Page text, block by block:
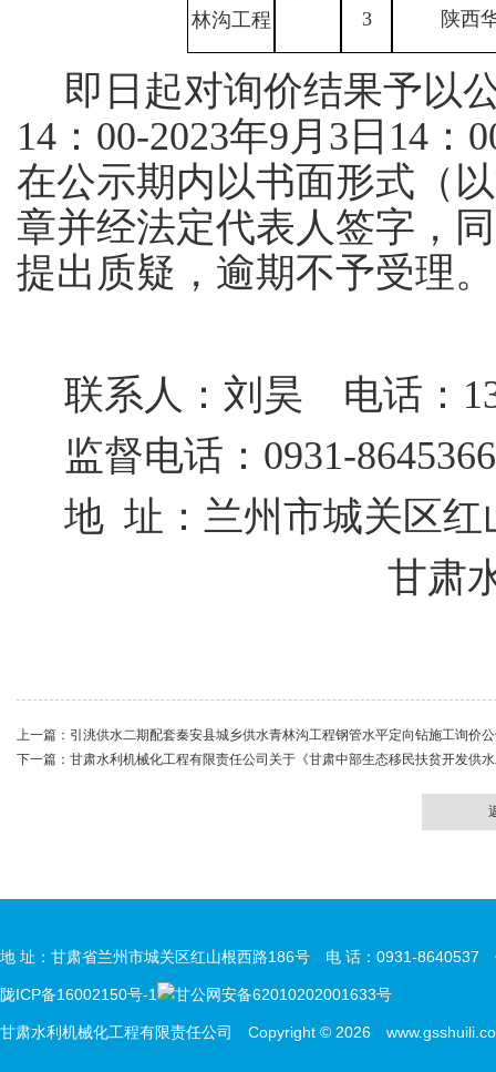
林沟工程
3 陕西
即日起对询价结果予以
14：00-2023年9月3日14
在公示期内以书面形式（
章并经法定代表人签字，
提出质疑，逾期不予受理。
联系人：刘昊 电话：
监督电话： 0931-8645366
地 址：兰州市城关区红
甘肃
上一篇： 引洮供水二期配套秦安县城乡供水青林沟工程钢管水平定向钻施工询价
下一篇： 甘肃水利机械化工程有限责任公司关于《甘肃中部生态移民扶贫开发供
地 址：甘肃省兰州市城关区红山根西路186号 电 话：0931-8640537
陇ICP备16002150号-1 甘公网安备62010202001633号
甘肃水利机械化工程有限责任公司 Copyright © 2026